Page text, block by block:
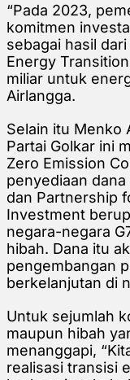
“Pada 2023,
komitmen
sebagai hasil
Energy
miliar untuk
Airlangga.
Selain itu Menko
Partai Golkar ini
Zero Emission
penyediaan
dan Partnership
Investment
negara-negara
hibah. Dana itu
pengembangan
berkelanjutan di
Untuk sejumlah
maupun hibah
menanggapi,
realisasi transisi